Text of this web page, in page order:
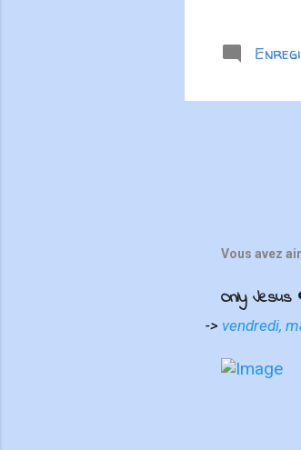
Vous avez
Only
-> vendredi,